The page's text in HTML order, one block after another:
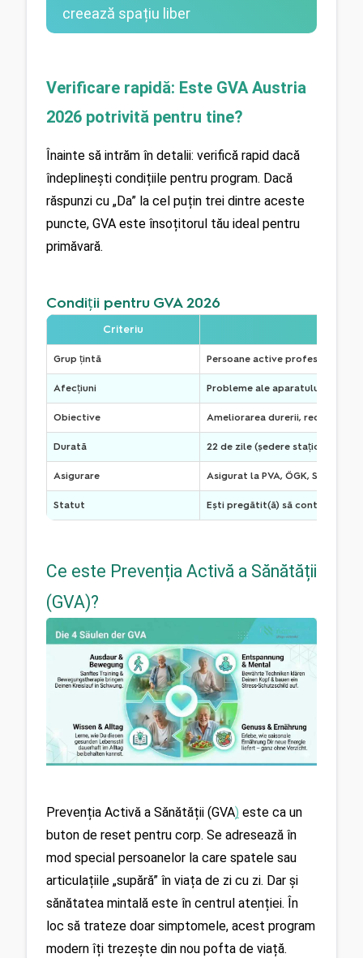
creează spațiu liber
Verificare rapidă: Este GVA Austria
2026 potrivită pentru tine?
Înainte să intrăm în detalii: verifică rapid dacă
îndeplinești condițiile pentru program. Dacă
răspunzi cu „Da” la cel puțin trei dintre aceste
puncte, GVA este însoțitorul tău ideal pentru
primăvară.
Condiții pentru GVA 2026
Criteriu
Grup țintă Persoane active profesional,
Afecțiuni Probleme ale aparatului
Obiective Ameliorarea durerii, reducerea
Durată 22 de zile (ședere staționară
Asigurare Asigurat la PVA, ÖGK, SVS,
Statut Ești pregătit(ă) să contribui
Ce este Prevenția Activă a Sănătății
(GVA)?
Prevenția Activă a Sănătății (GVA) este ca un
buton de reset pentru corp. Se adresează în
mod special persoanelor la care spatele sau
articulațiile „supără” în viața de zi cu zi. Dar și
sănătatea mintală este în centrul atenției. În
loc să trateze doar simptomele, acest program
modern îți trezește din nou pofta de viață.